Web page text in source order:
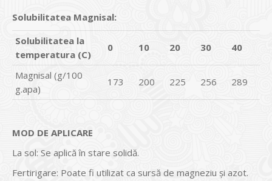
Solubilitatea Magnisal:
Solubilitatea la
temperatura (C)
0 10 20 30 40
Magnisal (g/100
g.apa)
173 200 225 256 289
MOD DE APLICARE
La sol: Se aplică în stare solidă.
Fertirigare: Poate fi utilizat ca sursă de magneziu și azot.